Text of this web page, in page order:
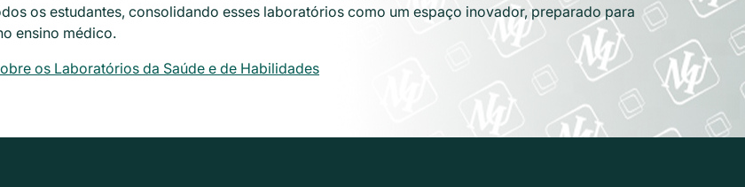
os estudantes, consolidando esses laboratórios como um espaço inovador, preparado para
ensino médico.
os Laboratórios da Saúde e de Habilidades